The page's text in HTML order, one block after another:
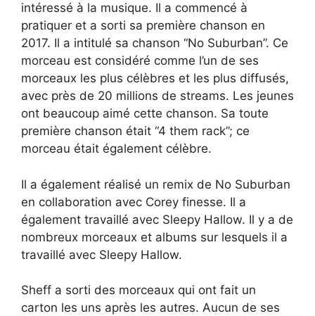
intéressé à la musique. Il a commencé à
pratiquer et a sorti sa première chanson en
2017. Il a intitulé sa chanson “No Suburban”. Ce
morceau est considéré comme l’un de ses
morceaux les plus célèbres et les plus diffusés,
avec près de 20 millions de streams. Les jeunes
ont beaucoup aimé cette chanson. Sa toute
première chanson était “4 them rack”; ce
morceau était également célèbre.
Il a également réalisé un remix de No Suburban
en collaboration avec Corey finesse. Il a
également travaillé avec Sleepy Hallow. Il y a de
nombreux morceaux et albums sur lesquels il a
travaillé avec Sleepy Hallow.
Sheff a sorti des morceaux qui ont fait un
carton les uns après les autres. Aucun de ses